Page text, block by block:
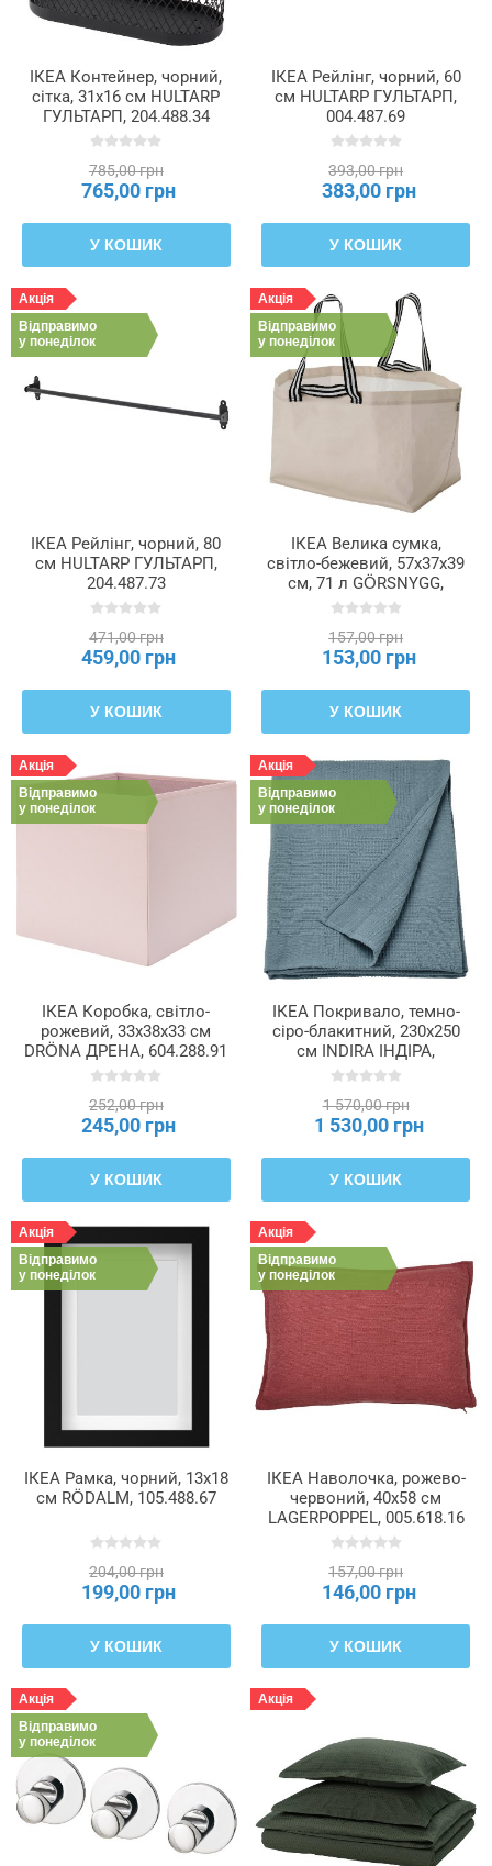
ІКЕА Контейнер, чорний,
сітка, 31x16 см HULTARP
ГУЛЬТАРП, 204.488.34
785,00 грн
765,00 грн
У КОШИК
ІКЕА Рейлінг, чорний, 60
см HULTARP ГУЛЬТАРП,
004.487.69
393,00 грн
383,00 грн
У КОШИК
Акція
Відправимо
у понеділок
ІКЕА Рейлінг, чорний, 80
см HULTARP ГУЛЬТАРП,
204.487.73
471,00 грн
459,00 грн
У КОШИК
Акція
Відправимо
у понеділок
ІКЕА Велика сумка,
світло-бежевий, 57x37x39
см, 71 л GÖRSNYGG,
205.041.94
157,00 грн
153,00 грн
У КОШИК
Акція
Відправимо
у понеділок
ІКЕА Коробка, світло-
рожевий, 33x38x33 см
DRÖNA ДРЕНА, 604.288.91
252,00 грн
245,00 грн
У КОШИК
Акція
Відправимо
у понеділок
ІКЕА Покривало, темно-
сіро-блакитний, 230x250
см INDIRA ІНДІРА,
205.826.34
1 570,00 грн
1 530,00 грн
У КОШИК
Акція
Відправимо
у понеділок
ІКЕА Рамка, чорний, 13x18
см RÖDALM, 105.488.67
204,00 грн
199,00 грн
У КОШИК
Акція
Відправимо
у понеділок
ІКЕА Наволочка, рожево-
червоний, 40x58 см
LAGERPOPPEL, 005.618.16
157,00 грн
146,00 грн
У КОШИК
Акція
Відправимо
у понеділок
Акція